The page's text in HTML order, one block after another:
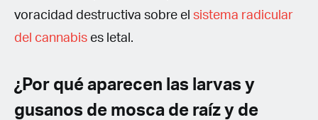
voracidad destructiva sobre el sistema radicular
del cannabis es letal.
¿Por qué aparecen las larvas y
gusanos de mosca de raíz y de